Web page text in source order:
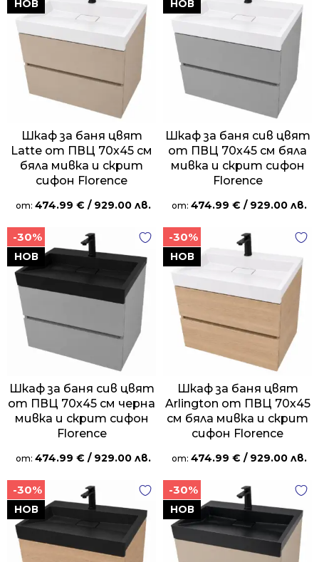
НОВ
Шкаф за баня цвят
Latte от ПВЦ 70х45 см
бяла мивка и скрит
сифон Florence
от: 474.99 € / 929.00 лв.
НОВ
Шкаф за баня сив цвят
от ПВЦ 70х45 см бяла
мивка и скрит сифон
Florence
от: 474.99 € / 929.00 лв.
НОВ
-30%
Шкаф за баня сив цвят
от ПВЦ 70х45 см черна
мивка и скрит сифон
Florence
от: 474.99 € / 929.00 лв.
НОВ
-30%
Шкаф за баня цвят
Arlington от ПВЦ 70х45
см бяла мивка и скрит
сифон Florence
от: 474.99 € / 929.00 лв.
НОВ
-30%
НОВ
-30%